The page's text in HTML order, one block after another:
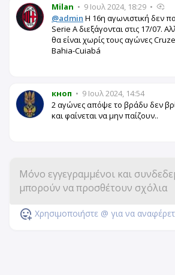
Milan • 9 Ιουλ 2024, 18:29 •
@admin Η 16η αγωνιστική δεν
Serie A διεξάγονται στις 17/07.
θα είναι χωρίς τους αγώνες
Bahia-Cuiabá
кноп • 9 Ιουλ 2024, 14:54
2 αγώνες απόψε το βράδυ δεν
και φαίνεται να μην παίζουν..
Χρησιμοποιήστε @ για να